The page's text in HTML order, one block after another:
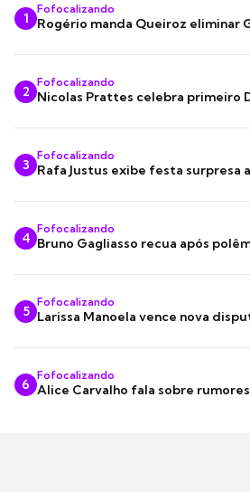
1
Fofocalizando
Rogério manda Queiroz eliminar
2
Fofocalizando
Nicolas Prattes celebra primeiro
3
Fofocalizando
Rafa Justus exibe festa surpresa
4
Fofocalizando
Bruno Gagliasso recua após
5
Fofocalizando
Larissa Manoela vence nova
6
Fofocalizando
Alice Carvalho fala sobre